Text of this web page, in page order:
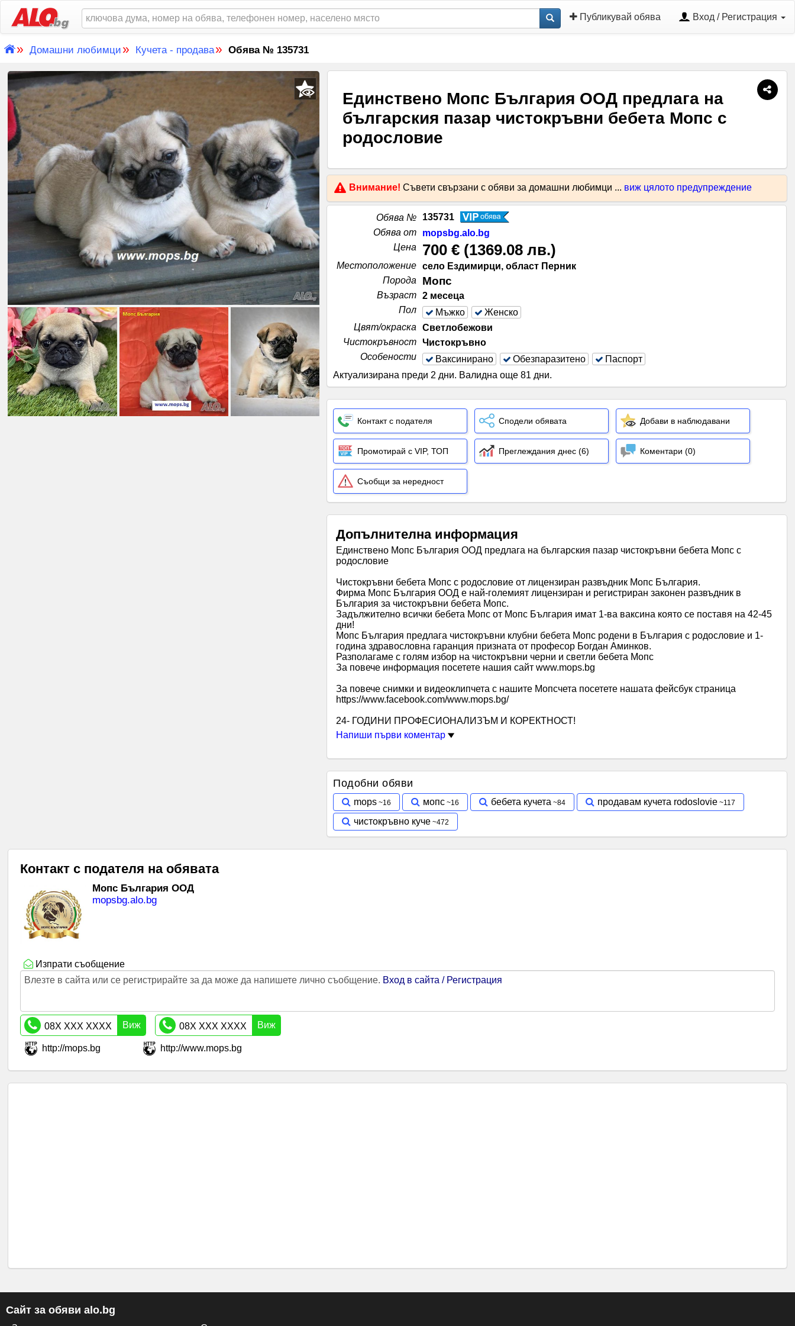
Публикувай обява Вход / Регистрация
» Домашни любимци » Кучета - продава» Обява № 135731
Единствено Мопс България ООД предлага на
българския пазар чистокръвни бебета Мопс с
родословие
Внимание! Съвети свързани с обяви за домашни любимци ... виж цялото предупреждение
Обява №
135731
Обява от
mopsbg.alo.bg
Цена
700 € (1369.08 лв.)
Местоположение село Ездимирци, област Перник
Порода
Мопс
Възраст 2 месеца
Пол
Мъжко
Женско
Цвят/окраска
Светлобежови
Чистокръвност Чистокръвно
Особености
Ваксинирано Обезпаразитено
Паспорт
Актуализирана преди 2 дни. Валидна още 81 дни.
Контакт с подателя Сподели обявата Добави в наблюдавани
Промотирай с VIP, ТОП Преглеждания днес (6) Коментари (0)
Съобщи за нередност
Допълнителна информация
Единствено Мопс България ООД предлага на българския пазар чистокръвни бебета Мопс с
родословие
Чистокръвни бебета Мопс с родословие от лицензиран развъдник Мопс България.
Фирма Мопс България ООД е най-големият лицензиран и регистриран законен развъдник в
България за чистокръвни бебета Мопс.
Задължително всички бебета Мопс от Мопс България имат 1-ва ваксина която се поставя на 42-45
дни!
Мопс България предлага чистокръвни клубни бебета Мопс родени в България с родословие и 1-
година здравословна гаранция призната от професор Богдан Аминков.
Разполагаме с голям избор на чистокръвни черни и светли бебета Мопс
За повече информация посетете нашия сайт www.mops.bg
За повече снимки и видеоклипчета с нашите Мопсчета посетете нашата фейсбук страница
https://www.facebook.com/www.mops.bg/
24- ГОДИНИ ПРОФЕСИОНАЛИЗЪМ И КОРЕКТНОСТ!
Напиши първи коментар
Подобни обяви
mops мопс бебета кучета
продавам кучета rodoslovie
чистокръвно куче
Контакт с подателя на обявата
Мопс България ООД
mopsbg.alo.bg
Изпрати съобщение
Влезте в сайта или се регистрирайте за да може да напишете лично съобщение. Вход в сайта / Регистрация
08X XXX XXXX Виж 08X XXX XXXX Виж
http://mops.bg http://www.mops.bg
Сайт за обяви alo.bg